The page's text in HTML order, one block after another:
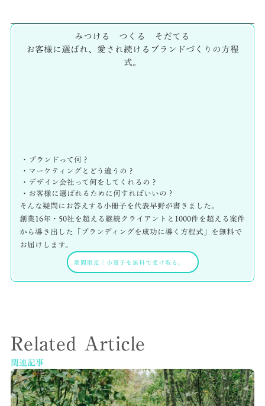
みつける つくる そだてる
お客様に選ばれ、愛され続けるブランドづくりの方程
式。
・ブランドって何？
・マーケティングとどう違うの？
・デザイン会社って何をしてくれるの？
・お客様に選ばれるために何すればいいの？
そんな疑問にお答えする小冊子を代表早野が書きました。
創業16年・50社を超える継続クライアントと1000件を超える案件
から導き出した「ブランディングを成功に導く方程式」を無料で
お届けします。
期間限定 ｜ 小冊子を無料で受け取る。
Related Article
関連記事